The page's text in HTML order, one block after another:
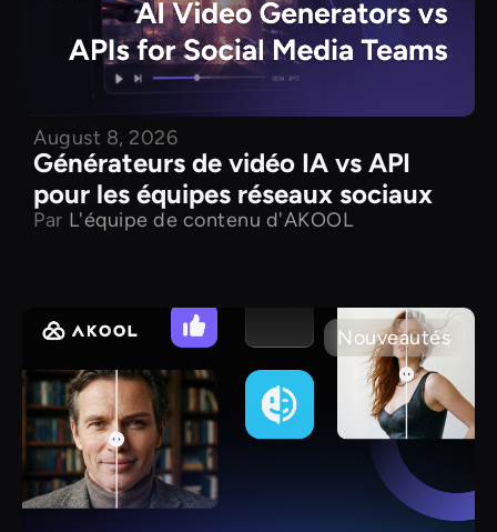
August 8, 2026
Générateurs de vidéo IA vs API
pour les équipes réseaux sociaux
Par L'équipe de contenu d'AKOOL
Nouveautés